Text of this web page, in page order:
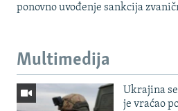
ponovno uvođenje sankcija
Multimedija
Ukrajina
je vraćao